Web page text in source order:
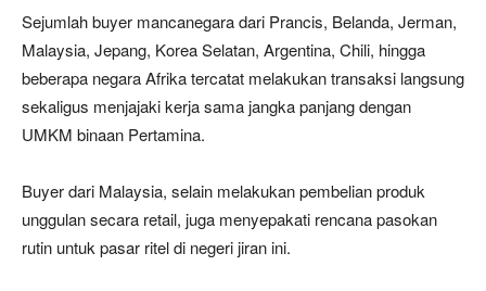
Sejumlah buyer mancanegara dari Prancis, Belanda, Jerman,
Malaysia, Jepang, Korea Selatan, Argentina, Chili, hingga
beberapa negara Afrika tercatat melakukan transaksi langsung
sekaligus menjajaki kerja sama jangka panjang dengan
UMKM binaan Pertamina.
Buyer dari Malaysia, selain melakukan pembelian produk
unggulan secara retail, juga menyepakati rencana pasokan
rutin untuk pasar ritel di negeri jiran ini.